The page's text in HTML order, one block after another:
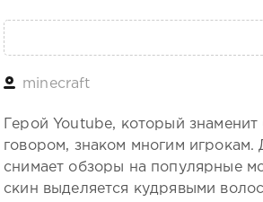
minecraft
Герой Youtube, который
говором, знаком многим игрокам.
снимает обзоры на популярные
скин выделяется кудрявыми